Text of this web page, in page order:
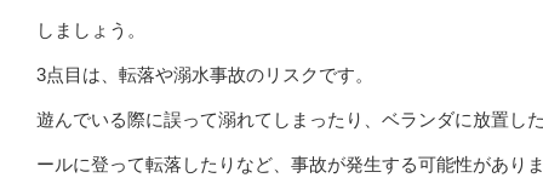
しましょう。
3点目は、転落や溺水事故のリスクです。
遊んでいる際に誤って溺れてしまったり、ベランダに放置し
ールに登って転落したりなど、事故が発生する可能性がありま